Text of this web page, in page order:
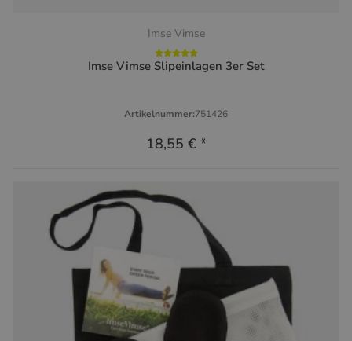
Imse Vimse
Imse Vimse Slipeinlagen 3er Set
Artikelnummer:751426
18,55 € *